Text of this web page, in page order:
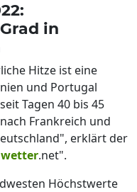
in
Hitze ist eine
und Portugal
Tagen 40 bis 45
Frankreich und
erklärt der
wetter.net".
Höchstwerte